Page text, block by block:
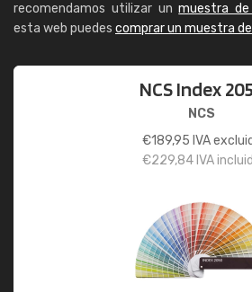
recomendamos utilizar unmuestra
esta web puedes comprar un muestra de
NCS Index
NCS
€189,95 IVA
€229,84 IVA